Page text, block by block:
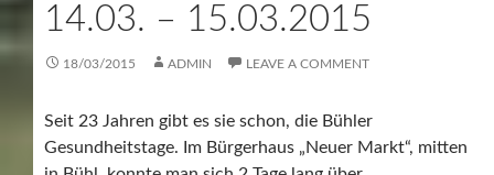
14.03. – 15.03.2015
18/03/2015 ADMIN LEAVE A COMMENT
Seit 23 Jahren gibt es sie schon, die Bühler
Gesundheitstage. Im Bürgerhaus „Neuer Markt“, mitten